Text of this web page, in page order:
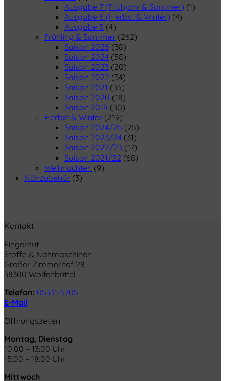
Ausgabe 7 (Frühjahr & Sommer) (1)
Ausgabe 6 (Herbst & Winter) (4)
Ausgabe 5 (4)
Frühling & Sommer (262)
Saison 2025 (38)
Saison 2024 (58)
Saison 2023 (20)
Saison 2022 (34)
Saison 2021 (35)
Saison 2020 (18)
Saison 2019 (30)
Herbst & Winter (219)
Saison 2024/25 (25)
Saison 2023/24 (31)
Saison 2022/23 (17)
Saison 2021/22 (68)
Weihnachten (9)
Nähzubehör (3)
Kontakt
Fingerhut
Stoffe & Nähmaschinen
Großer Zimmerhof 28
38300 Wolfenbüttel
Telefon: 05331-5705
E-Mail
Öffnungszeiten
Montag, Dienstag
10:00 – 13:00 Uhr
15:00 – 18:00 Uhr
Mittwoch